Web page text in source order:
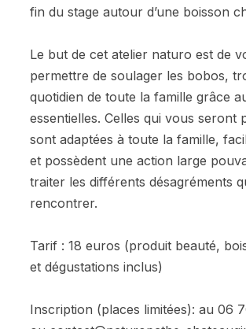
fin du stage autour d’une boisson
Le but de cet atelier naturo est de
permettre de soulager les bobos,
quotidien de toute la famille grâce
essentielles. Celles qui vous seront
sont adaptées à toute la famille,
et possèdent une action large
traiter les différents désagréments
rencontrer.
Tarif : 18 euros (produit beauté,
et dégustations inclus)
Inscription (places limitées): au 06